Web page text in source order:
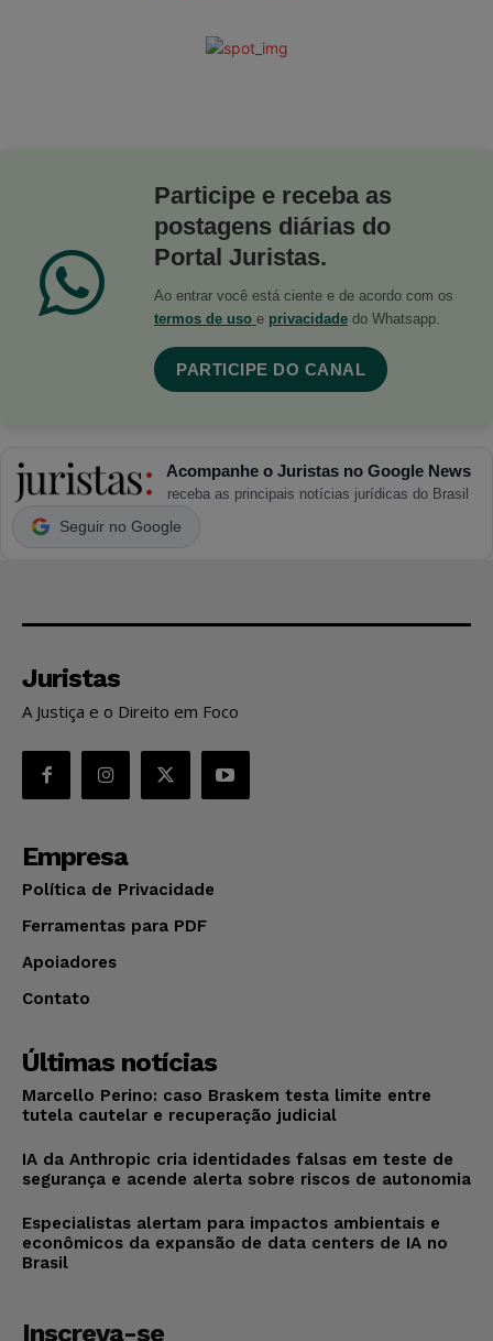
Participe e receba as
postagens diárias do
Portal Juristas.
Ao entrar você está ciente e de acordo com os
termos de uso e privacidade do Whatsapp.
PARTICIPE DO CANAL
Acompanhe o Juristas no Google News
receba as principais notícias jurídicas do Brasil
Seguir no Google
Juristas
A Justiça e o Direito em Foco
Empresa
Política de Privacidade
Ferramentas para PDF
Apoiadores
Contato
Últimas notícias
Marcello Perino: caso Braskem testa limite entre
tutela cautelar e recuperação judicial
IA da Anthropic cria identidades falsas em teste de
segurança e acende alerta sobre riscos de autonomia
Especialistas alertam para impactos ambientais e
econômicos da expansão de data centers de IA no
Brasil
Inscreva-se